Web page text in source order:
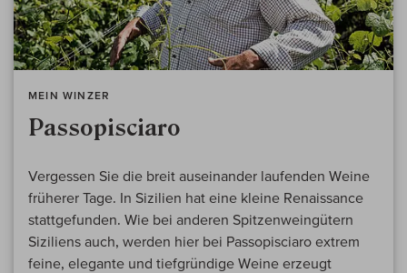
MEIN WINZER
Passopisciaro
Vergessen Sie die breit auseinander laufenden Weine
früherer Tage. In Sizilien hat eine kleine Renaissance
stattgefunden. Wie bei anderen Spitzenweingütern
Siziliens auch, werden hier bei Passopisciaro extrem
feine, elegante und tiefgründige Weine erzeugt